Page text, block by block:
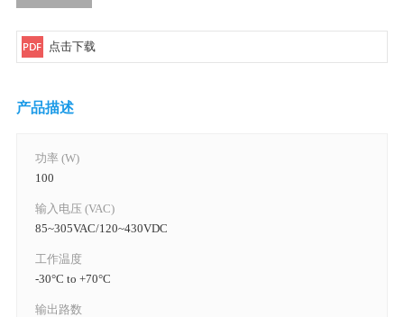
点击下载
产品描述
功率 (W)
100
输入电压 (VAC)
85~305VAC/120~430VDC
工作温度
-30°C to +70°C
输出路数